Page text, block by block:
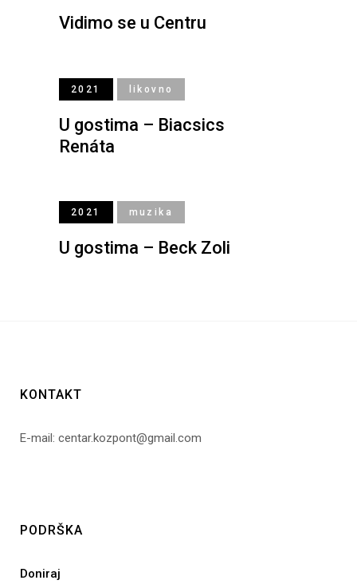
Vidimo se u Centru
2021 likovno
U gostima – Biacsics
Renáta
2021 muzika
U gostima – Beck Zoli
KONTAKT
E-mail: centar.kozpont@gmail.com
PODRŠKA
Doniraj